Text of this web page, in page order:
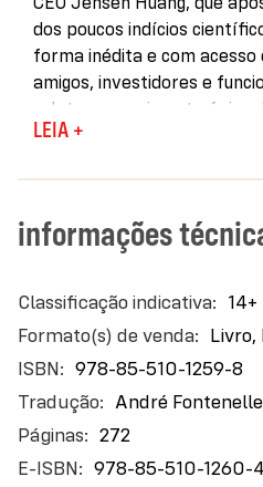
dos poucos indícios
forma inédita e com acesso
amigos, investidores e
relata o crescimento épico
líder incansável, hoje uma
que desafiou Wall Street e,
radical da computação,
arquitetura da computação
engenheiros renegados que
do nosso futuro com a IA. À
de microchip desbloqueia
robôs e carros autônomos,
demanda, Huang chama a IA
revolução industrial”.
LEIA +
informações
Mais
informações
14+
Livro,
978-85-510-1259-8
André Fontenelle
272
978-85-510-1260-4